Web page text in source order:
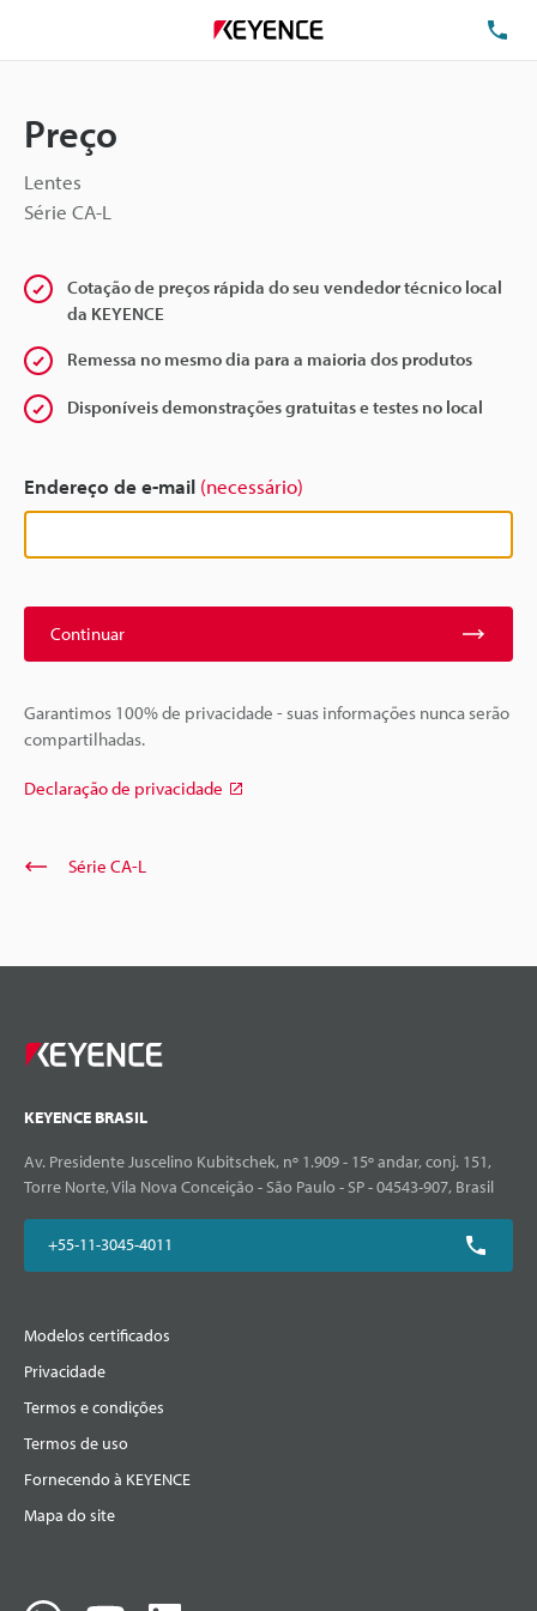
Preço
Lentes
Série CA-L
Cotação de preços rápida do seu vendedor técnico local
da KEYENCE
Remessa no mesmo dia para a maioria dos produtos
Disponíveis demonstrações gratuitas e testes no local
Endereço de e-mail (necessário)
Continuar
Garantimos 100% de privacidade - suas informações nunca serão
compartilhadas.
Declaração de privacidade
Série CA-L
KEYENCE BRASIL
Av. Presidente Juscelino Kubitschek, nº 1.909 - 15º andar, conj. 151,
Torre Norte, Vila Nova Conceição - São Paulo - SP - 04543-907, Brasil
+55-11-3045-4011
Modelos certificados
Privacidade
Termos e condições
Termos de uso
Fornecendo à KEYENCE
Mapa do site